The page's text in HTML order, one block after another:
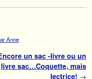
Anne
un sac -livre ou un
livre sac…Coquette, mais
lectrice! →